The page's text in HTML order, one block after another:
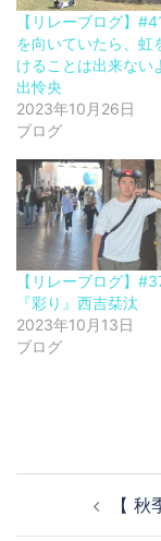
【リレーブログ】
を向いていたら、虹
けることは出来ない
出怜央
2023年10月26日
ブログ
【リレーブログ】
『彩り』西吉栞汰
2023年10月13日
ブログ
【